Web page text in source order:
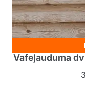
Vafeļauduma